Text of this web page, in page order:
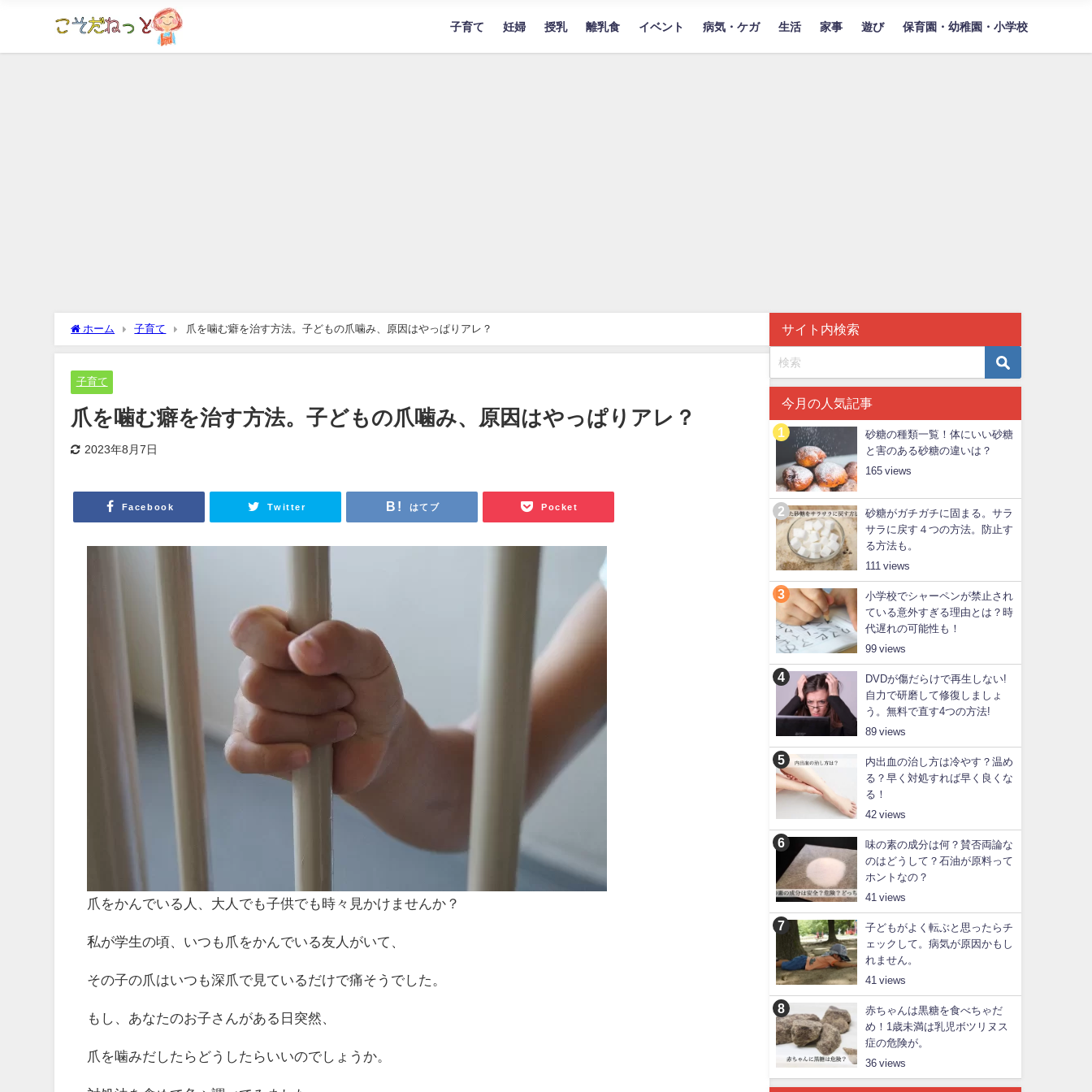
子育て 妊婦 授乳 離乳食 イベント 病気・ケガ 生活 家事 遊び 保育園・幼稚園・小学校
ホーム 子育て 爪を噛む癖を治す方法。子どもの爪噛み、原因はやっぱりアレ？
子育て
爪を噛む癖を治す方法。子どもの爪噛み、原因はやっぱりアレ？
2023年8月7日
Facebook Twitter はてブ Pocket
爪をかんでいる人、大人でも子供でも時々見かけませんか？
私が学生の頃、いつも爪をかんでいる友人がいて、
その子の爪はいつも深爪で見ているだけで痛そうでした。
もし、あなたのお子さんがある日突然、
爪を噛みだしたらどうしたらいいのでしょうか。
サイト内検索
今月の人気記事
砂糖の種類一覧！体にいい砂糖
と害のある砂糖の違いは？
165
砂糖がガチガチに固まる。サラ
サラに戻す４つの方法。防止す
る方法も。
111
小学校でシャーペンが禁止され
ている意外すぎる理由とは？時
代遅れの可能性も！
99
DVDが傷だらけで再生しない!
自力で研磨して修復しましょ
う。無料で直す4つの方法!
89
内出血の治し方は冷やす？温め
る？早く対処すれば早く良くな
る！
42
味の素の成分は何？賛否両論な
のはどうして？石油が原料って
ホントなの？
41
子どもがよく転ぶと思ったらチ
ェックして。病気が原因かもし
れません。
41
赤ちゃんは黒糖を食べちゃだ
め！1歳未満は乳児ボツリヌス
症の危険が。
36